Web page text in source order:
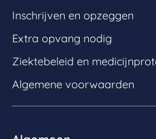
Inschrijven en opzeggen
Extra opvang nodig
Ziektebeleid en
Algemene voorwaarden